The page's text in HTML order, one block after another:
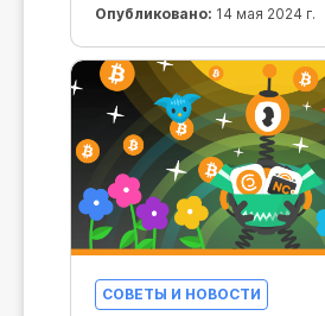
к этому списку
одна функция.
Опубликовано: 14 мая 2024 г.
СОВЕТЫ И НОВОСТИ